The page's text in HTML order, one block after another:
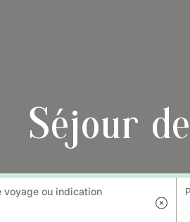
Séjour
voyage ou indication